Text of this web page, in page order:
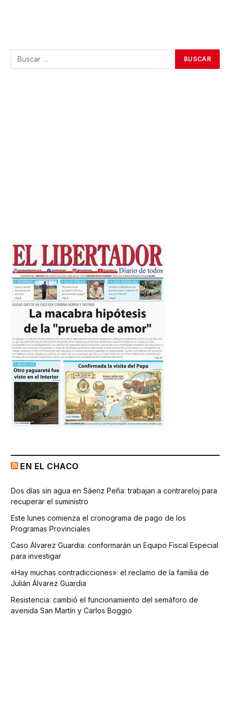
EN EL CHACO
Dos días sin agua en Sáenz Peña: trabajan a contrareloj para
recuperar el suministro
Este lunes comienza el cronograma de pago de los
Programas Provinciales
Caso Álvarez Guardia: conformarán un Equipo Fiscal Especial
para investigar
«Hay muchas contradicciones»: el reclamo de la familia de
Julián Álvarez Guardia
Resistencia: cambió el funcionamiento del semáforo de
avenida San Martín y Carlos Boggio